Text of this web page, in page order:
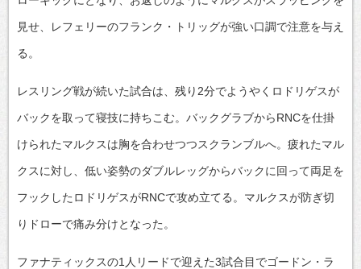
見せ、レフェリーのフランク・トリッグが強い口調で注意を与え
る。
レスリング戦が続いた試合は、残り2分でようやくロドリゲスが
バックを取って寝技に持ちこむ。バックグラブからRNCを仕掛
けられたマルクスは胸を合わせつつスクランブルへ。疲れたマル
クスに対し、低い姿勢のダブルレッグからバックに回って両足を
フックしたロドリゲスがRNCで攻め立てる。マルクスが防ぎ切
りドローで痛み分けとなった。
ファナティックスの1人リードで迎えた3試合目でゴードン・ラ